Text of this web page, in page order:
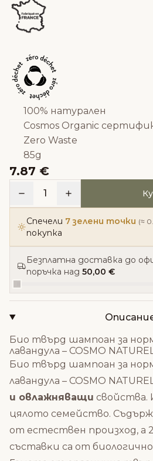
100% натурален
Cosmos Organic
Zero Waste
85g
7.87 €
1
Спечели 7 зелени точки (≈
покупка
Безплатна доставка до
поръчка над 50,00 €
Био твърд шампоан за
лавандула – COSMO NATUREL
Био твърд шампоан за
лавандула – COSMO
и oвлaжнявaщи cвoйcтвa.
цялoтo ceмeйcтвo.
oт ecтecтвeн пpoизxoд, a
cъcтaвĸи ca oт